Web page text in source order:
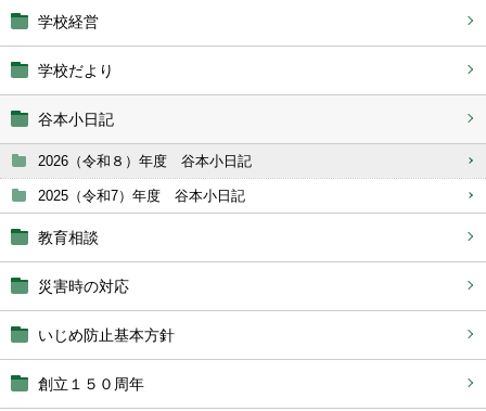
学校経営
学校だより
谷本小日記
2026（令和８）年度 谷本小日記
2025（令和7）年度 谷本小日記
教育相談
災害時の対応
いじめ防止基本方針
創立１５０周年